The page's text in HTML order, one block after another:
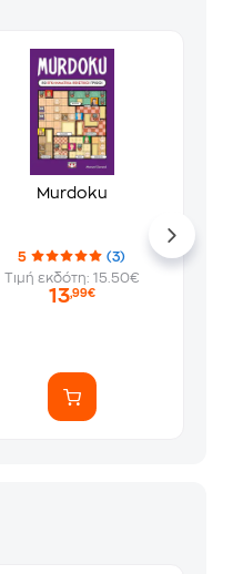
Murdoku
5
(3)
Τιμή εκδότη: 15.50€
13,99€